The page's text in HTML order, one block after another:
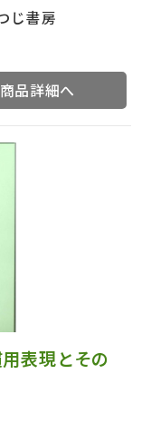
じ書房
商品詳細へ
表現とその